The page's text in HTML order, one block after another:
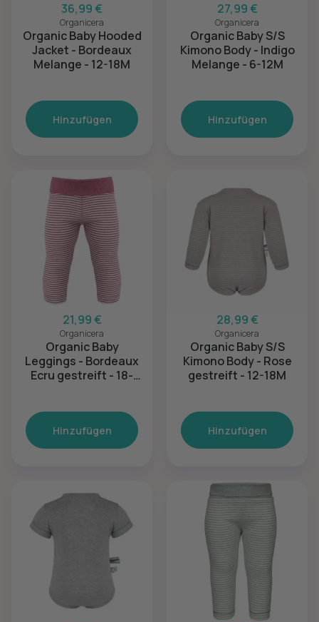
36,99 €
Organicera
Organic Baby Hooded
Jacket - Bordeaux
Melange - 12-18M
Hinzufügen
27,99 €
Organicera
Organic Baby S/S
Kimono Body - Indigo
Melange - 6-12M
Hinzufügen
21,99 €
Organicera
Organic Baby
Leggings - Bordeaux
Ecru gestreift - 18-
Hinzufügen
28,99 €
Organicera
Organic Baby S/S
Kimono Body - Rose
gestreift - 12-18M
Hinzufügen